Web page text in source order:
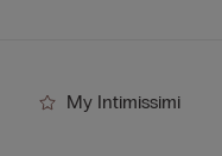
My Intimissimi